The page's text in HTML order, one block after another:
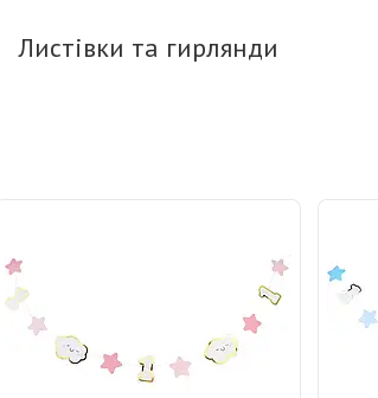
Листівки та гирлянди